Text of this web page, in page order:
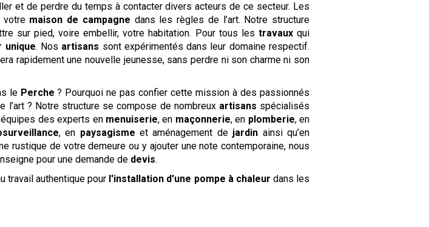
et de perdre du temps à contacter divers acteurs de ce secteur. Les
votre maison de campagne dans les règles de l’art. Notre structure
sur pied, voire embellir, votre habitation. Pour tous les travauxqui
unique. Nos artisans sont expérimentés dans leur domaine respectif.
rapidement une nouvelle jeunesse, sans perdre ni son charme ni son
le Perche ? Pourquoi ne pas confier cette mission à des passionnés
l’art ? Notre structure se compose de nombreux artisans spécialisés
des experts en menuiserie, en maçonnerie, en plomberie, en
, en paysagisme et aménagement de jardin ainsi qu’en
rustique de votre demeure ou y ajouter une note contemporaine, nous
pour une demande de devis.
travail authentique pour l'installation d'une pompe à chaleur dans les